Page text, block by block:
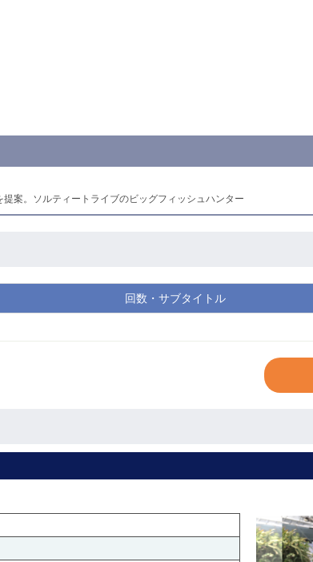
案。ソルティートライブのビッグフィッシュハンター
回数・サブタイトル